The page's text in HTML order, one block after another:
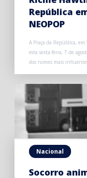
República
NEOPOP
A Praça da República,
esta sexta-feira, 7 de
dos nomes mais
Nacional
Socorro